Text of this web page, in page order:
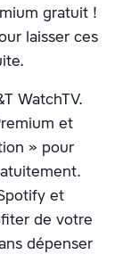
gratuit !
laisser ces
WatchTV.
et
» pour
et
de votre
dépenser